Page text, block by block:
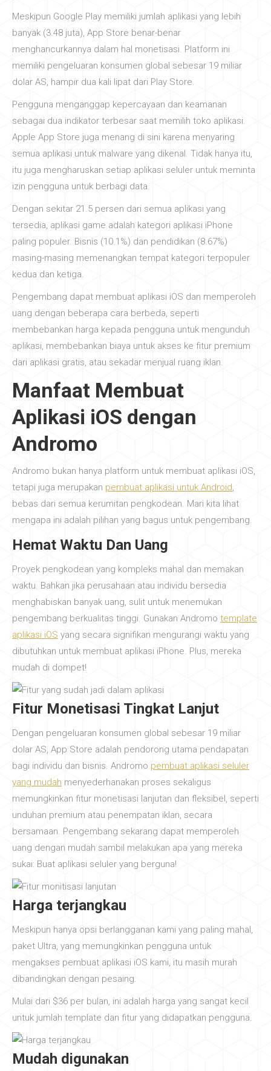
Meskipun Google Play memiliki jumlah aplikasi yang lebih
banyak (3.48 juta), App Store benar-benar
menghancurkannya dalam hal monetisasi. Platform ini
memiliki pengeluaran konsumen global sebesar 19 miliar
dolar AS, hampir dua kali lipat dari Play Store.
Pengguna menganggap kepercayaan dan keamanan
sebagai dua indikator terbesar saat memilih toko aplikasi.
Apple App Store juga menang di sini karena menyaring
semua aplikasi untuk malware yang dikenal. Tidak hanya itu,
itu juga mengharuskan setiap aplikasi seluler untuk meminta
izin pengguna untuk berbagi data.
Dengan sekitar 21.5 persen dari semua aplikasi yang
tersedia, aplikasi game adalah kategori aplikasi iPhone
paling populer. Bisnis (10.1%) dan pendidikan (8.67%)
masing-masing memenangkan tempat kategori terpopuler
kedua dan ketiga.
Pengembang dapat membuat aplikasi iOS dan memperoleh
uang dengan beberapa cara berbeda, seperti
membebankan harga kepada pengguna untuk mengunduh
aplikasi, membebankan biaya untuk akses ke fitur premium
dari aplikasi gratis, atau sekadar menjual ruang iklan.
Manfaat Membuat
Aplikasi iOS dengan
Andromo
Andromo bukan hanya platform untuk membuat aplikasi iOS,
tetapi juga merupakan pembuat aplikasi untuk Android,
bebas dari semua kerumitan pengkodean. Mari kita lihat
mengapa ini adalah pilihan yang bagus untuk pengembang.
Hemat Waktu Dan Uang
Proyek pengkodean yang kompleks mahal dan memakan
waktu. Bahkan jika perusahaan atau individu bersedia
menghabiskan banyak uang, sulit untuk menemukan
pengembang berkualitas tinggi. Gunakan Andromo template
aplikasi iOS yang secara signifikan mengurangi waktu yang
dibutuhkan untuk membuat aplikasi iPhone. Plus, mereka
mudah di dompet!
Fitur Monetisasi Tingkat Lanjut
Dengan pengeluaran konsumen global sebesar 19 miliar
dolar AS, App Store adalah pendorong utama pendapatan
bagi individu dan bisnis. Andromo pembuat aplikasi seluler
yang mudah menyederhanakan proses sekaligus
memungkinkan fitur monetisasi lanjutan dan fleksibel, seperti
unduhan premium atau penempatan iklan, secara
bersamaan. Pengembang sekarang dapat memperoleh
uang dengan mudah sambil melakukan apa yang mereka
sukai: Buat aplikasi seluler yang berguna!
Harga terjangkau
Meskipun hanya opsi berlangganan kami yang paling mahal,
paket Ultra, yang memungkinkan pengguna untuk
mengakses pembuat aplikasi iOS kami, itu masih murah
dibandingkan dengan pesaing.
Mulai dari $36 per bulan, ini adalah harga yang sangat kecil
untuk jumlah template dan fitur yang didapatkan pengguna.
Mudah digunakan